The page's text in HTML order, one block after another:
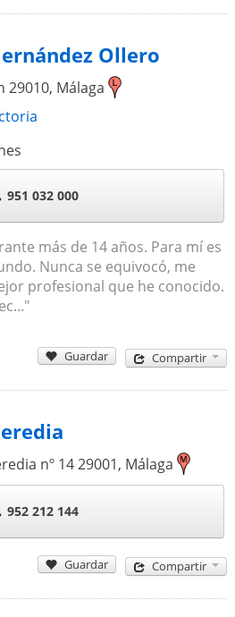
Ollero
29010, Málaga
951 032 000
más de 14 años. Para mí es
Nunca se equivocó, me
profesional que he conocido.
Guardar Compartir
nº 1429001, Málaga
952 212 144
Guardar Compartir